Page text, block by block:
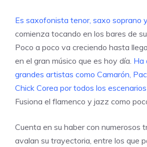
Es saxofonista tenor, saxo soprano
comienza tocando en los bares de
Poco a poco va creciendo hasta
en el gran músico que es hoy día. Ha
grandes artistas como Camarón,
Chick Corea por todos los
Fusiona el flamenco y jazz como
Cuenta en su haber con numerosos
avalan su trayectoria, entre los que